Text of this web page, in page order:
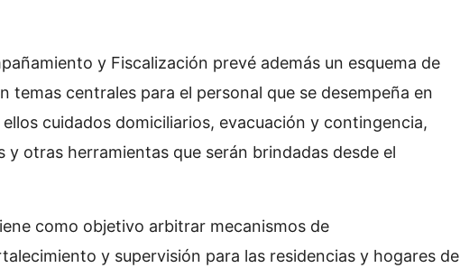
y Fiscalización prevé además un esquema de
temas centrales para el personal que se desempeña en
cuidados domiciliarios, evacuación y contingencia,
y otras herramientas que serán brindadas desde el
como objetivo arbitrar mecanismos de
y supervisión para las residencias y hogares de